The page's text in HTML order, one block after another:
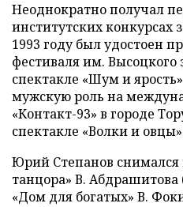
Неоднократно получал
институтских конкурсах
1993 году был удостоен
фестиваля им.
спектакле «Шум и
мужскую роль на
«Контакт-93» в городе
спектакле «Волки и
Юрий Степанов
танцора» В.
«Дом для богатых» В.